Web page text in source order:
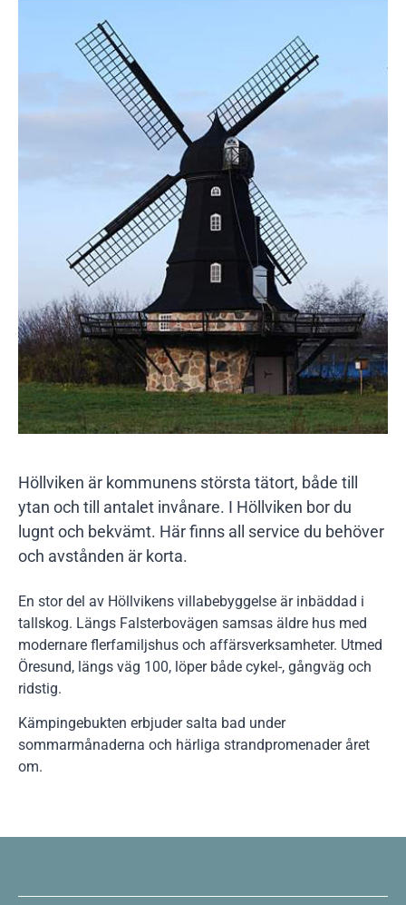
Höllviken är kommunens största tätort, både till
ytan och till antalet invånare. I Höllviken bor du
lugnt och bekvämt. Här finns all service du behöver
och avstånden är korta.
En stor del av Höllvikens villabebyggelse är inbäddad i
tallskog. Längs Falsterbovägen samsas äldre hus med
modernare flerfamiljshus och affärsverksamheter. Utmed
Öresund, längs väg 100, löper både cykel-, gångväg och
ridstig.
Kämpingebukten erbjuder salta bad under
sommarmånaderna och härliga strandpromenader året
om.